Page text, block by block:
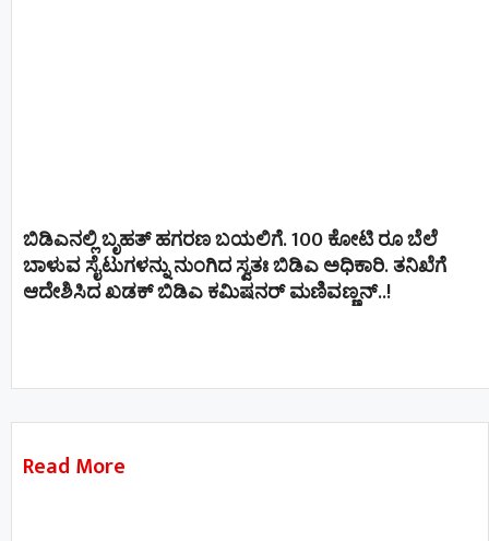
ಬಿಡಿಎನಲ್ಲಿ ಬೃಹತ್ ಹಗರಣ ಬಯಲಿಗೆ. 100 ಕೋಟಿ ರೂ ಬೆಲೆ
ಬಾಳುವ ಸೈಟುಗಳನ್ನು ನುಂಗಿದ ಸ್ವತಃ ಬಿಡಿಎ ಅಧಿಕಾರಿ. ತನಿಖೆಗೆ
ಆದೇಶಿಸಿದ ಖಡಕ್ ಬಿಡಿಎ ಕಮಿಷನರ್ ಮಣಿವಣ್ಣನ್​​..!
Read More